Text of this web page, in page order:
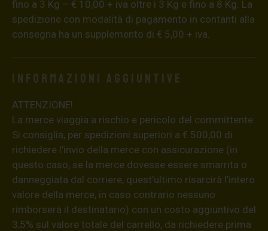
fino a 3 Kg – € 10,00 + iva oltre i 3 Kg e fino a 8 Kg. La
spedizione con modalità di pagamento in contanti alla
consegna ha un supplemento di € 5,00 + iva.
Informazioni aggiuntive
ATTENZIONE!
La merce viaggia a rischio e pericolo del committente.
Si consiglia, per spedizioni superiori a € 500,00 di
richiedere l’invio della merce con assicurazione (in
questo caso, se la merce dovesse essere smarrita o
danneggiata dal corriere, quest’ultimo risarcirà l’intero
valore della merce, in caso contrario nessuno
rimborserà il destinatario) con un costo aggiuntivo del
3,5% sul valore totale del carrello, da richiedere prima